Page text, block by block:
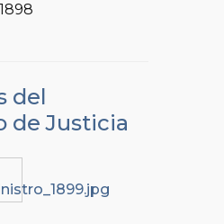
del
de Justicia